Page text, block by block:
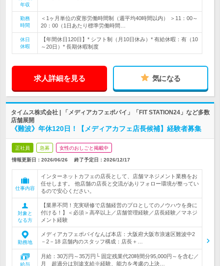
年収
勤務
時間
＜1ヶ月単位の変形労働時間制（週平均40時間以内） ＞11：00～
20：00（1日あたり標準労働時間…
休日
休暇
【年間休日120日】* シフト制（月10日休み）* 有給休暇：有（10
～20日）* 長期休暇制度
求人詳細を見る 気になる
タイムス株式会社 | 「メディアカフェポパイ」「FIT STATION24」など多数
店舗展開
《難波》年休120日！【メディアカフェ店長候補】経験者募集
正社員 急募 女性のおしごと掲載中
情報更新日：2026/06/26 終了予定日： 2026/12/17
仕事内容
インターネットカフェの店長として、店舗マネジメント業務をお
任せします。 他店舗の店長と交流がありフォロー環境が整ってい
るので安心ください。
対象と
なる方
【業界不問！充実研修で店舗経営のプロとしてのノウハウを身に
付ける！】＜必須＞高卒以上／店舗管理経験／店長経験／マネジ
メント経験
勤務地
メディアカフェポパイなんば本店：大阪府大阪市浪速区難波中2
－2－18 店舗内のスタッフ構成：店長＋…
給与
月給：30万円～35万円└ 固定残業代20時間分95,000円～を含む／
月 超過分は別途支給※経験、能力を考慮の上決…